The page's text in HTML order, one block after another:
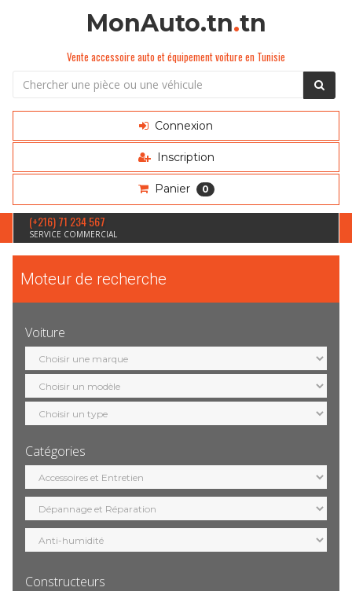
MonAuto.tn.tn
Vente accessoire auto et équipement voiture en Tunisie
Connexion
Inscription
Panier 0
(+216) 71 234 567
SERVICE COMMERCIAL
Moteur de recherche
Voiture
Sélection
marque
Sélection
modèle
Sélection
motorisation
Catégories
Sélection
catégorie
Constructeurs